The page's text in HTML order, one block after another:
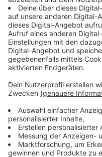
Anzeige
Münster nur
Anzeige
Im Städtevergleich
Heizenergie haben
und Wuppertal
liegt Bonn mit vier